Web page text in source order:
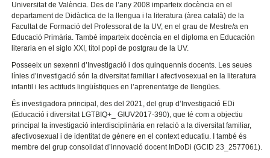
Universitat de València. Des de l’any 2008 imparteix docència en el
departament de Didàctica de la llengua i la literatura (àrea català) de la
Facultat de Formació del Professorat de la UV, en el grau de Mestre/a en
Educació Primària. També imparteix docència en el diploma en Educación
literaria en el siglo XXI, títol popi de postgrau de la UV.
Posseeix un sexenni d’Investigació i dos quinquennis docents. Les seues
línies d’investigació són la diversitat familiar i afectivosexual en la literatura
infantil i les actituds lingüístiques en l’aprenentatge de llengües.
És investigadora principal, des del 2021, del grup d’Investigació EDi
(Educació i diversitat LGTBIQ+_ GIUV2017-390), que té com a objectiu
principal la investigació interdisciplinària en relació a la diversitat familiar,
afectivosexual i de identitat de gènere en el context educatiu. I també és
membre del grup consolidat d’innovació docent InDoDi (GCID 23_2577061).